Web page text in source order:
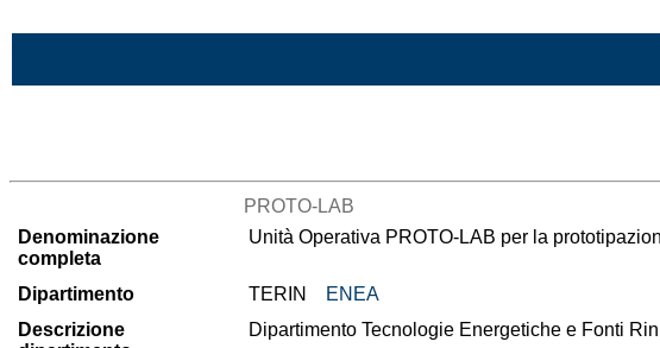
PROTO-LAB
Denominazione
completa
Unità Operativa PROTO-LAB per la
Dipartimento TERIN
ENEA
Descrizione
Dipartimento Tecnologie Energetiche e Fonti